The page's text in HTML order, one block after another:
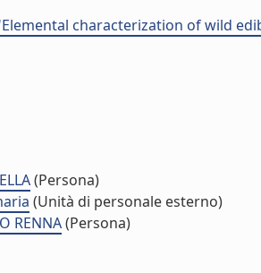
characterization of wild
(Persona)
(Unità di personale esterno)
RENNA(Persona)